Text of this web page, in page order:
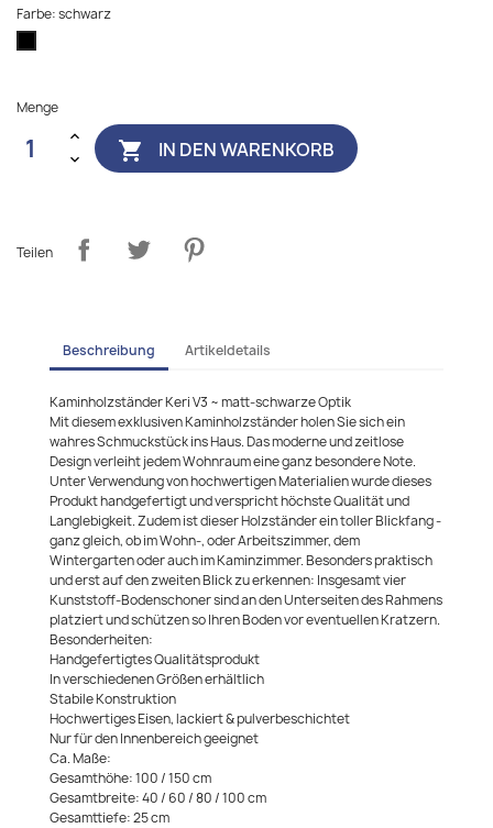
Farbe: schwarz
schwarz
Menge
 IN DEN WARENKORB
Teilen
Beschreibung Artikeldetails
Kaminholzständer Keri V3 ~ matt-schwarze Optik
Mit diesem exklusiven Kaminholzständer holen Sie sich ein
wahres Schmuckstück ins Haus. Das moderne und zeitlose
Design verleiht jedem Wohnraum eine ganz besondere Note.
Unter Verwendung von hochwertigen Materialien wurde dieses
Produkt handgefertigt und verspricht höchste Qualität und
Langlebigkeit. Zudem ist dieser Holzständer ein toller Blickfang -
ganz gleich, ob im Wohn-, oder Arbeitszimmer, dem
Wintergarten oder auch im Kaminzimmer. Besonders praktisch
und erst auf den zweiten Blick zu erkennen: Insgesamt vier
Kunststoff-Bodenschoner sind an den Unterseiten des Rahmens
platziert und schützen so Ihren Boden vor eventuellen Kratzern.
Besonderheiten:
Handgefertigtes Qualitätsprodukt
In verschiedenen Größen erhältlich
Stabile Konstruktion
Hochwertiges Eisen, lackiert & pulverbeschichtet
Nur für den Innenbereich geeignet
Ca. Maße:
Gesamthöhe: 100 / 150 cm
Gesamtbreite: 40 / 60 / 80 / 100 cm
Gesamttiefe: 25 cm